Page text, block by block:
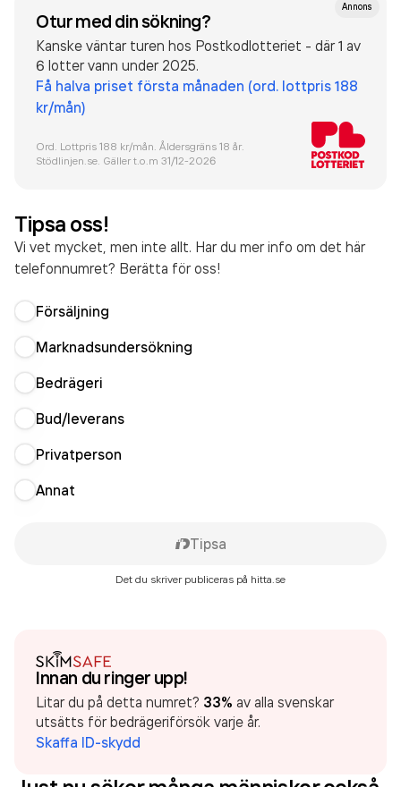
Annons
Otur med din sökning?
Kanske väntar turen hos Postkodlotteriet - där 1 av
6 lotter vann under 2025.
Få halva priset första månaden (ord. lottpris 188
kr/mån)
Ord. Lottpris 188 kr/mån. Åldersgräns 18 år.
Stödlinjen.se. Gäller t.o.m 31/12-2026
Tipsa oss!
Vi vet mycket, men inte allt. Har du mer info om det här
telefonnumret? Berätta för oss!
Försäljning
Marknadsundersökning
Bedrägeri
Bud/leverans
Privatperson
Annat
Tipsa
Det du skriver publiceras på hitta.se
Innan du ringer upp!
Litar du på detta numret? 33% av alla svenskar
utsätts för bedrägeriförsök varje år.
Skaffa ID-skydd